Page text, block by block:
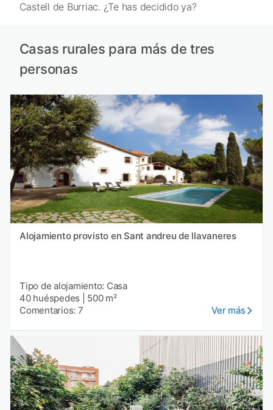
Castell de Burriac. ¿Te has decidido ya?
Casas rurales para más de tres
personas
Alojamiento provisto en Sant andreu de llavaneres
Tipo de alojamiento: Casa
40 huéspedes
500 m²
Comentarios: 7
Ver más